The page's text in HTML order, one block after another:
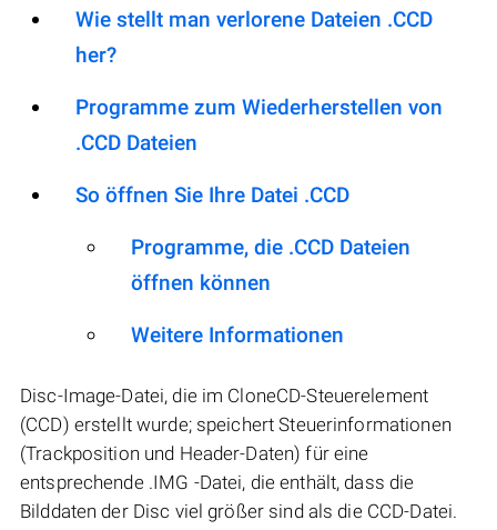
Wie stellt man verlorene Dateien .CCD
her?
Programme zum Wiederherstellen von
.CCD Dateien
So öffnen Sie Ihre Datei .CCD
Programme, die .CCD Dateien
öffnen können
Weitere Informationen
Disc-Image-Datei, die im CloneCD-Steuerelement
(CCD) erstellt wurde; speichert Steuerinformationen
(Trackposition und Header-Daten) für eine
entsprechende .IMG -Datei, die enthält, dass die
Bilddaten der Disc viel größer sind als die CCD-Datei.